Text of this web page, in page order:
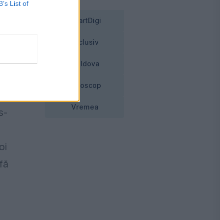
List of
SmartDigi
Exclusiv
Moldova
Horoscop
Vremea